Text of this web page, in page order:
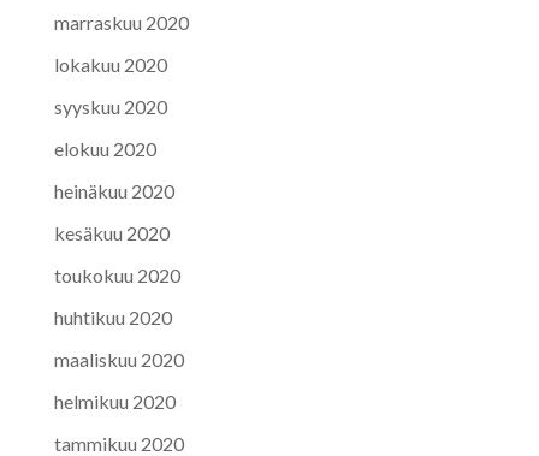
marraskuu 2020
lokakuu 2020
syyskuu 2020
elokuu 2020
heinäkuu 2020
kesäkuu 2020
toukokuu 2020
huhtikuu 2020
maaliskuu 2020
helmikuu 2020
tammikuu 2020